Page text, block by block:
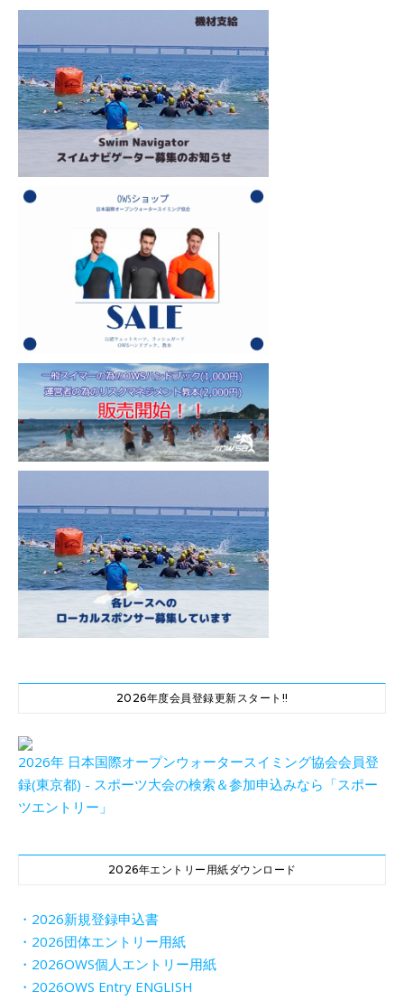
2026年度会員登録更新スタート!!
2026年 日本国際オープンウォータースイミング協会会員登
録(東京都) - スポーツ大会の検索＆参加申込みなら「スポー
ツエントリー」
2026年エントリー用紙ダウンロード
・2026新規登録申込書
・2026団体エントリー用紙
・2026OWS個人エントリー用紙
・2026OWS Entry ENGLISH